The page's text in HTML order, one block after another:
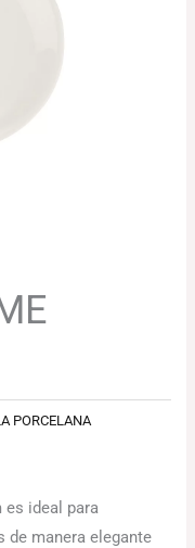
PORCELANA
es ideal para
de manera elegante